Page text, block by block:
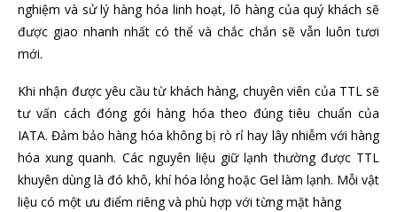
nghiệm và sử lý hàng hóa linh hoạt, lô hàng của quý khách sẽ
được giao nhanh nhất có thể và chắc chắn sẽ vẫn luôn tươi
mới.
Khi nhận được yêu cầu từ khách hàng, chuyên viên của TTL sẽ
tư vấn cách đóng gói hàng hóa theo đúng tiêu chuẩn của
IATA. Đảm bảo hàng hóa không bị rò rỉ hay lây nhiễm với hàng
hóa xung quanh. Các nguyên liệu giữ lạnh thường được TTL
khuyên dùng là đó khô, khí hóa lỏng hoặc Gel làm lạnh. Mỗi vật
liệu có một ưu điểm riêng và phù hợp với từng mặt hàng